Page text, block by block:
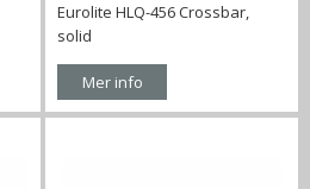
Eurolite HLQ-456 Crossbar,
solid
Mer info